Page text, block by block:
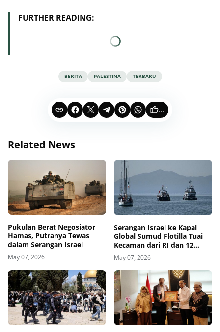
FURTHER READING:
BERITA PALESTINA TERBARU
...
Related News
Pukulan Berat Negosiator
Hamas, Putranya Tewas
dalam Serangan Israel
May 07, 2026
Serangan Israel ke Kapal
Global Sumud Flotilla Tuai
Kecaman dari RI dan 12
Negara
May 07, 2026